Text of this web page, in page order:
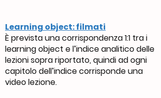
Learning object: filmati
È prevista una corrispondenza 1:1 tra i
learning object e l’indice analitico delle
lezioni sopra riportato, quindi ad ogni
capitolo dell’indice corrisponde una
video lezione.